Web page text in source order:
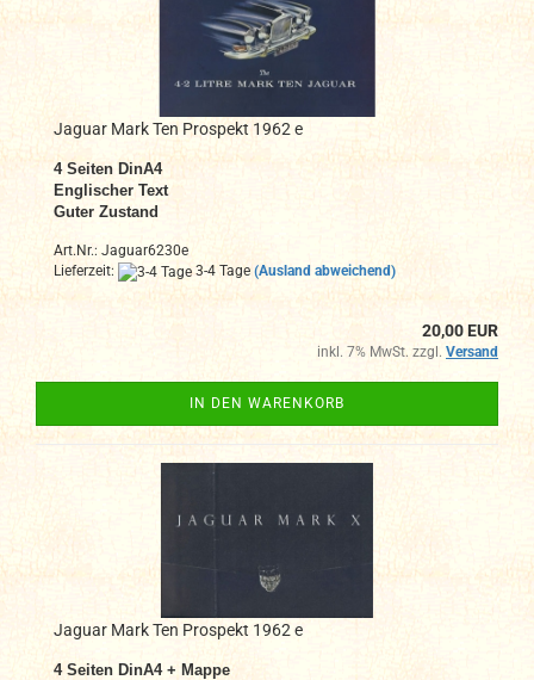
Jaguar Mark Ten Prospekt 1962 e
4 Seiten DinA4
Englischer Text
Guter Zustand
Art.Nr.: Jaguar6230e
Lieferzeit:
3-4 Tage (Ausland abweichend)
20,00 EUR
inkl. 7% MwSt. zzgl. Versand
IN DEN WARENKORB
Jaguar Mark Ten Prospekt 1962 e
4 Seiten DinA4 + Mappe